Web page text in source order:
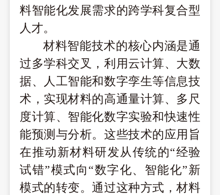
料智能化发展需求的跨学科复合型
人才。
材料智能技术的核心内涵是通
过多学科交叉，利用云计算、大数
据、人工智能和数字孪生等信息技
术，实现材料的高通量计算、多尺
度计算、智能化数字实验和快速性
能预测与分析。这些技术的应用旨
在推动新材料研发从传统的“经验
试错”模式向“数字化、智能化”新
模式的转变。通过这种方式，材料